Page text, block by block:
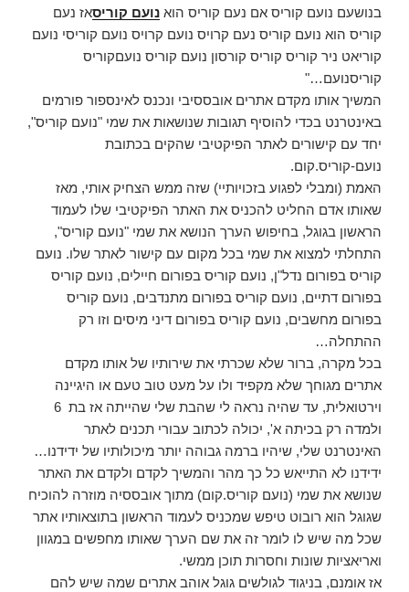
בנושעם נועם קוריס אם נעם קוריס הוא נועם קוריסאז נעם
קוריס הוא נועם קוריס נעם קרויס נועם קרויס נועם קוריסי נועם
קוריאט ניר קוריס קוריס קורסון נועם קוריס נועםקוריס
קוריסנועם…"
המשיך אותו מקדם אתרים אובססיבי ונכנס לאינספור פורמים
באינטרנט בכדי להוסיף תגובות שנושאות את שמי "נועם קוריס",
יחד עם קישורים לאתר הפיקטיבי שהקים בכתובת
נועם-קוריס.קום.
האמת (ומבלי לפגוע בזכויותיי) שזה ממש הצחיק אותי, מאז
שאותו אדם החליט להכניס את האתר הפיקטיבי שלו לעמוד
הראשון בגוגל, בחיפוש הערך הנושא את שמי "נועם קוריס",
התחלתי למצוא את שמי בכל מקום עם קישור לאתר שלו. נועם
קוריס בפורום נדל"ן, נועם קוריס בפורום חיילים, נועם קוריס
בפורום דתיים, נועם קוריס בפורום מתנדבים, נועם קוריס
בפורום מחשבים, נועם קוריס בפורום דיני מיסים וזו רק
ההתחלה…
בכל מקרה, ברור שלא שכרתי את שירותיו של אותו מקדם
אתרים מגוחך שלא מקפיד ולו על מעט טוב טעם או היגיינה
וירטואלית, עד שהיה נראה לי שהבת שלי שהייתה אז בת 6
ולמדה רק בכיתה א', יכולה לכתוב עבורי תכנים לאתר
האינטרנט שלי, שיהיו ברמה גבוהה יותר מיכולותיו של ידידנו…
ידידנו לא התייאש כל כך מהר והמשיך לקדם ולקדם את האתר
שנושא את שמי (נועם קוריס.קום) מתוך אובססיה מוזרה להוכיח
שגוגל הוא רובוט טיפש שמכניס לעמוד הראשון בתוצאותיו אתר
שכל מה שיש לו לומר זה את שם הערך שאותו מחפשים במגוון
ואריאציות שונות וחסרות תוכן ממשי.
אז אומנם, בניגוד לגולשים גוגל אוהב אתרים שמה שיש להם